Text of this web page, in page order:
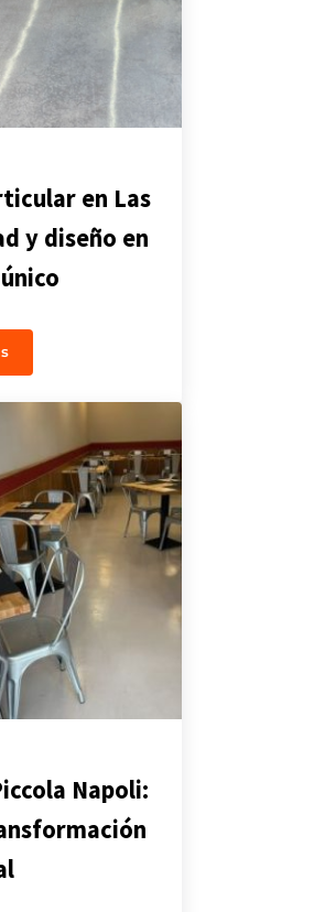
proyecto en Ajalvir
en Las
y diseño en
garaje particular en Las Rozas:
Napoli: